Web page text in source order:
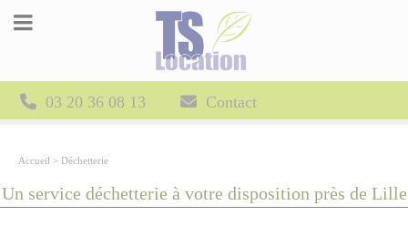
03 20 36 08 13 Contact
Accueil > Déchetterie
Un service déchetterie à votre disposition près de Lille
Panneau de gestion des cookies